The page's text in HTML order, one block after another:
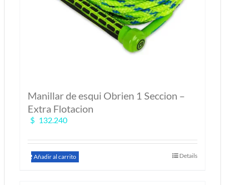
Manillar de esqui Obrien 1 Seccion –
Extra Flotacion
$ 132.240
Añadir al carrito Details